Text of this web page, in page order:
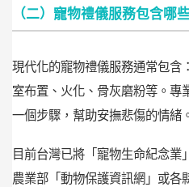
（二）寵物禮儀服務包含哪
現代化的寵物禮儀服務通常包含
室布置、火化、骨灰磨粉等。專
一個步驟，幫助安撫悲傷的情緒。
目前台灣已將「寵物生命紀念業
農業部「動物保護資訊網」或各